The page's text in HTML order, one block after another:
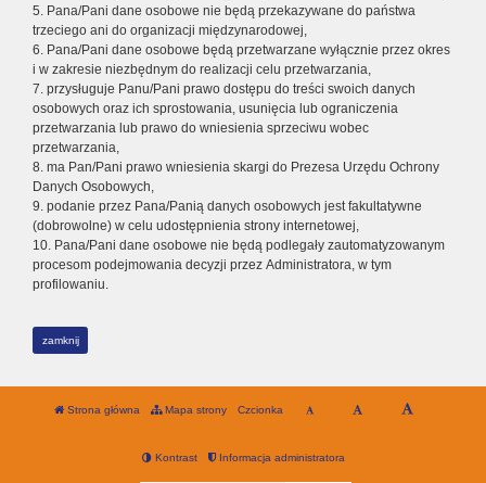
5. Pana/Pani dane osobowe nie będą przekazywane do państwa
trzeciego ani do organizacji międzynarodowej,
6. Pana/Pani dane osobowe będą przetwarzane wyłącznie przez okres
i w zakresie niezbędnym do realizacji celu przetwarzania,
7. przysługuje Panu/Pani prawo dostępu do treści swoich danych
osobowych oraz ich sprostowania, usunięcia lub ograniczenia
przetwarzania lub prawo do wniesienia sprzeciwu wobec
przetwarzania,
8. ma Pan/Pani prawo wniesienia skargi do Prezesa Urzędu Ochrony
Danych Osobowych,
9. podanie przez Pana/Panią danych osobowych jest fakultatywne
(dobrowolne) w celu udostępnienia strony internetowej,
10. Pana/Pani dane osobowe nie będą podlegały zautomatyzowanym
procesom podejmowania decyzji przez Administratora, w tym
profilowaniu.
zamknij
Strona główna Mapa strony Czcionka
Kontrast Informacja administratora